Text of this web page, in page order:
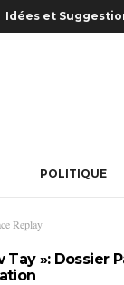
Idées et
POLITIQUE
Replay
Tay »: Dossier